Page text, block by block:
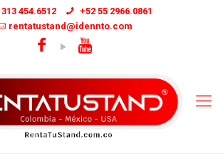
454.6512
+52 55 2966.0861
rentatustand@idennto.com